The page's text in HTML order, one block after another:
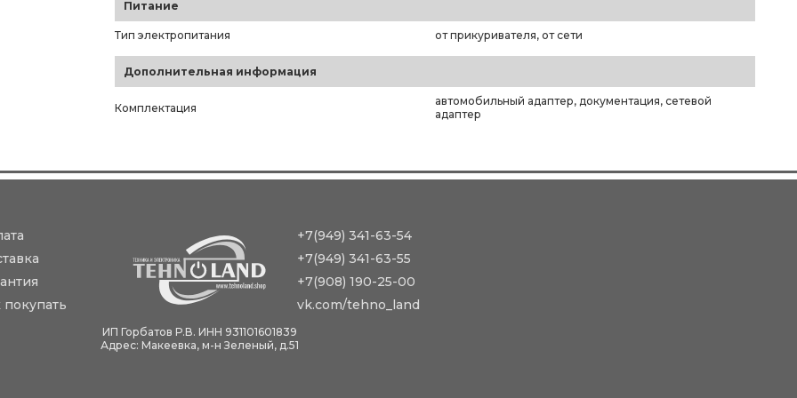
Питание
Тип электропитания от прикуривателя, от сети
Дополнительная информация
Комплектация
автомобильный адаптер, документация, сетевой
адаптер
покупать
+7(949) 341-63-54
+7(949) 341-63-55
+7(908) 190-25-00
vk.com/tehno_land
ИП Горбатов Р.В. ИНН 931101601839
Адрес: Макеевка, м-н Зеленый, д.51